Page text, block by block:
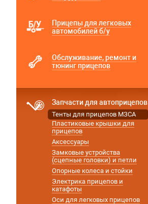
Прицепы для легковых
автомобилей б/у
Обслуживание, ремонт и
тюнинг прицепов
Запчасти для автоприцепов
Тенты для прицепов МЗСА
Пластиковые крышки для
прицепов
Аксессуары
Замковые устройства
(сцепные головки) и петли
Опорные колеса и стойки
Электрика прицепов и
катафоты
Оси для легковых прицепов